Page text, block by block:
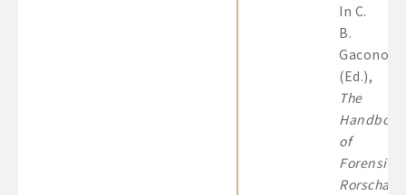
In C.
B.
Gacono
(Ed.),
The
Handbook
of
Forensic
Rorschach